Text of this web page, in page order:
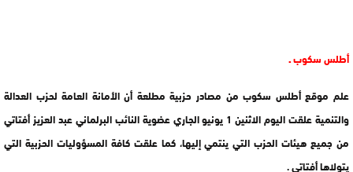
أطلس سكوب ـ
علم موقع أطلس سكوب من مصادر حزبية مطلعة أن الأمانة العامة لحزب العدالة
والتنمية علقت اليوم الاثنين 1 يونيو الجاري عضوية النائب البرلماني عبد العزيز أفتاتي
من جميع هيئات الحزب التي ينتمي إليها، كما علقت كافة المسؤوليات الحزبية التي
يتولاها أفتاتي .